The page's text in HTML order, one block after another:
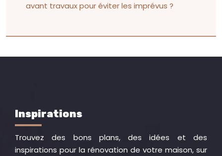
avant travaux pour éviter les imprévus ?
Inspirations
Trouvez des bons plans, des idées et des
inspirations pour la rénovation de votre maison, sur